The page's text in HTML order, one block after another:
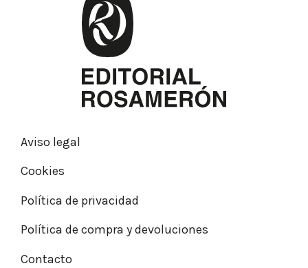
Aviso legal
Cookies
Política de privacidad
Política de compra y devoluciones
Contacto